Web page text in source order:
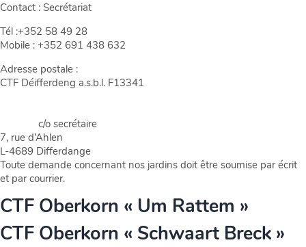
Contact : Secrétariat
Tél :+352 58 49 28
Mobile : +352 691 438 632
Adresse postale :
CTF Déifferdeng a.s.b.l. F13341
c/o secrétaire
7, rue d’Ahlen
L-4689 Differdange
Toute demande concernant nos jardins doit être soumise par écrit
et par courrier.
CTF Oberkorn « Um Rattem »
CTF Oberkorn « Schwaart Breck »